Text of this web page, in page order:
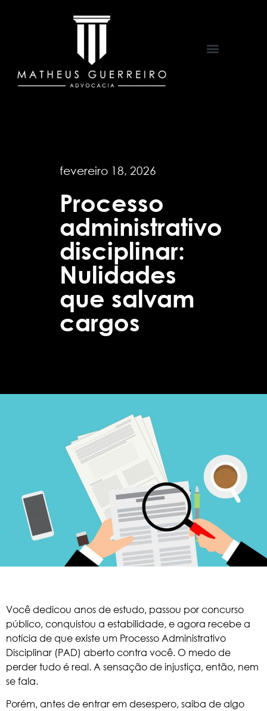
fevereiro 18, 2026
Processo
administrativo
disciplinar:
Nulidades
que salvam
cargos
Você dedicou anos de estudo, passou por concurso
público, conquistou a estabilidade, e agora recebe a
notícia de que existe um Processo Administrativo
Disciplinar (PAD) aberto contra você. O medo de
perder tudo é real. A sensação de injustiça, então, nem
se fala.
Porém, antes de entrar em desespero, saiba de algo